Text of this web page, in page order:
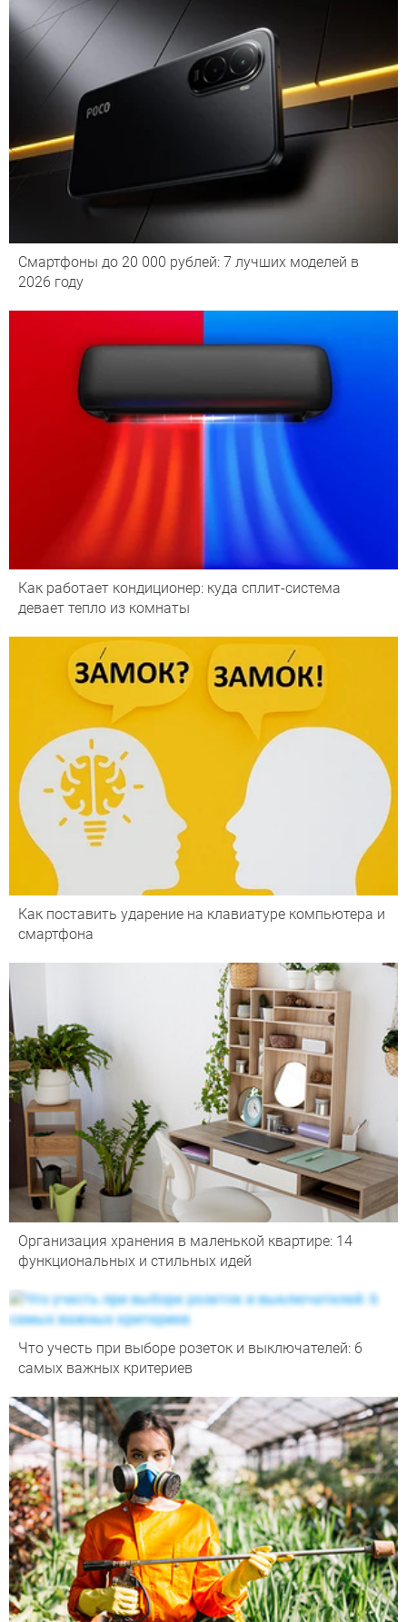
Смартфоны до 20 000 рублей: 7 лучших моделей в
2026 году
Как работает кондиционер: куда сплит-система
девает тепло из комнаты
Как поставить ударение на клавиатуре компьютера и
смартфона
Организация хранения в маленькой квартире: 14
функциональных и стильных идей
Что учесть при выборе розеток и выключателей: 6
самых важных критериев